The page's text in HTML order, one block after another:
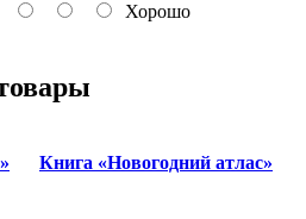
Хорошо
Книга «Новогодний атлас»